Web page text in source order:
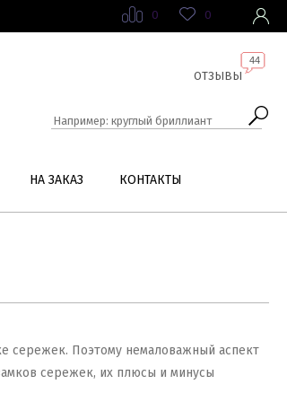
0 0
ОТЗЫВЫ
44
НА ЗАКАЗ КОНТАКТЫ
сережек. Поэтому немаловажный аспект
сережек, их плюсы и минусы